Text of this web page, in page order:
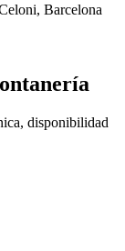
Barcelona
disponibilidad